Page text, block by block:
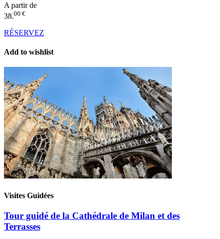
A partir de
38.00 €
RÉSERVEZ
Add to wishlist
Visites Guidées
Tour guidé de la Cathédrale de Milan et des
Terrasses